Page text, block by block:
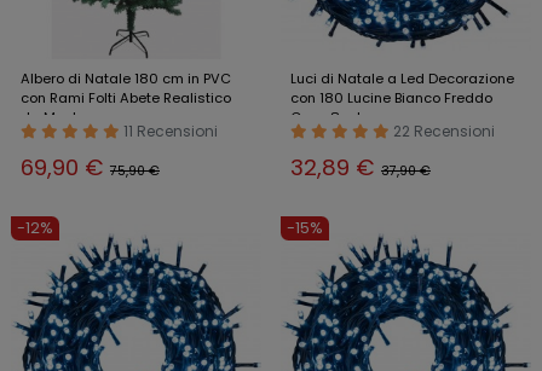
Albero di Natale 180 cm in PVC
con Rami Folti Abete Realistico
da Montare
11 Recensioni
69,90 € 75,90 €
Luci di Natale a Led Decorazione
con 180 Lucine Bianco Freddo
Cavo 8 mt
22 Recensioni
32,89 € 37,90 €
-12% -15%